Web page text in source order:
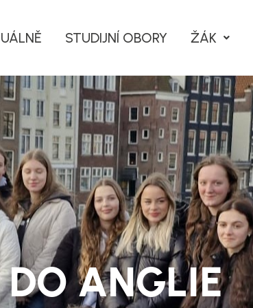
STUDIJNÍ OBORY ŽÁK
ANGLIE